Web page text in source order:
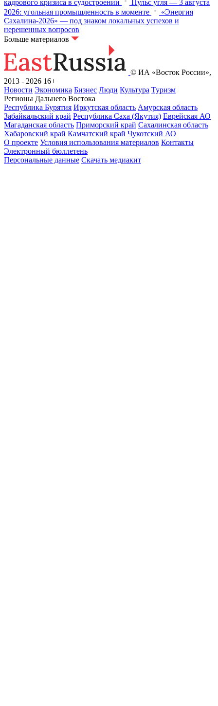
кадрового кризиса в судостроении
Пульс угля — 3 августа
2026: угольная промышленность в моменте
«Энергия
Сахалина-2026» — под знаком локальных успехов и
нерешенных вопросов
Больше материалов
© ИА «Восток России»,
2013 - 2026 16+
Новости Экономика Бизнес Люди Культура Туризм
Регионы Дальнего Востока
Республика Бурятия Иркутская область Амурская область
Забайкальский край Республика Саха (Якутия) Еврейская АО
Магаданская область Приморский край Сахалинская область
Хабаровский край Камчатский край Чукотский АО
О проекте Условия использования материалов Контакты
Электронный бюллетень
Персональные данные Скачать медиакит